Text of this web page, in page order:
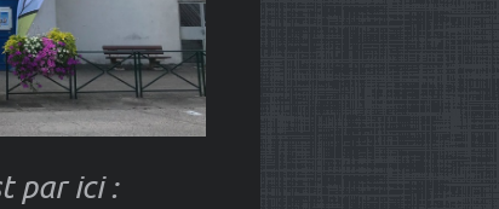
par ici :